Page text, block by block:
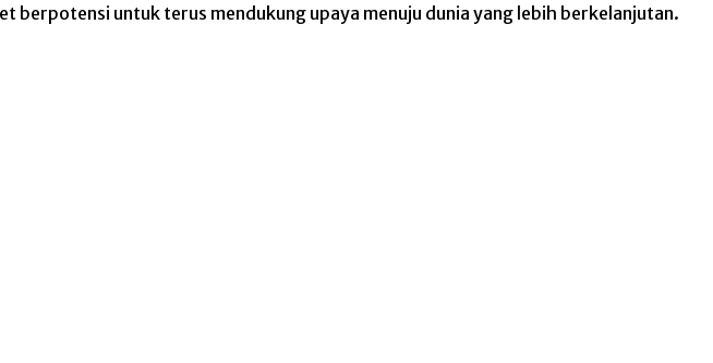
berpotensi untuk terus mendukung upaya menuju dunia yang lebih berkelanjutan.